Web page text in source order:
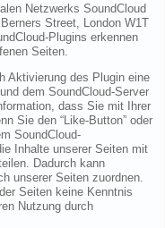
Netzwerks SoundCloud
Street, London W1T
Plugins erkennen
Seiten.
Aktivierung des Plugin eine
dem SoundCloud-Server
dass Sie mit Ihrer
Sie den “Like-Button” oder
SoundCloud-
Inhalte unserer Seiten mit
Dadurch kann
unserer Seiten zuordnen.
Seiten keine Kenntnis
Nutzung durch